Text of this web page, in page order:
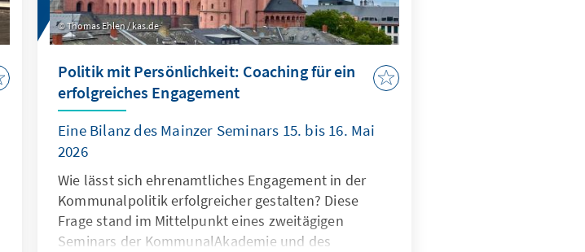
Thomas Ehlen / kas.de
Politik mit Persönlichkeit: Coaching für ein
erfolgreiches Engagement
Eine Bilanz des Mainzer Seminars 15. bis 16. Mai
2026
Wie lässt sich ehrenamtliches Engagement in der
Kommunalpolitik erfolgreicher gestalten? Diese
Frage stand im Mittelpunkt eines zweitägigen
Seminars der KommunalAkademie und des